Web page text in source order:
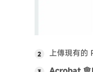
上傳現有的